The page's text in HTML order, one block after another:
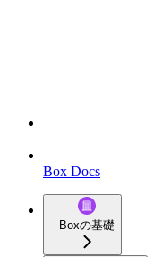
Box Docs
Boxの基礎